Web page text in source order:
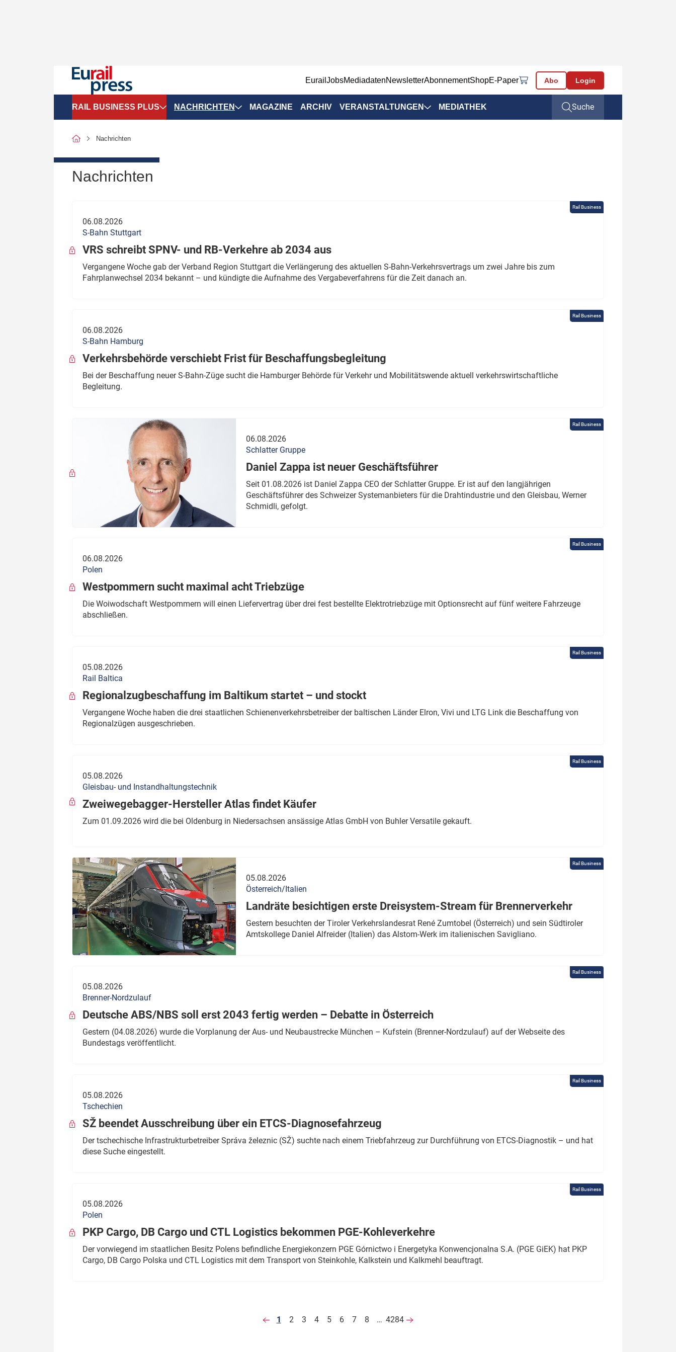
EurailJobsMediadatenNewsletterAbonnementShopE-Paper Abo Login
RAIL BUSINESS PLUS
SPNV-Marktdaten
Politik
wen?
Thema des Monats
Dossier: Generalsanierung
Dossier: ETCS
NACHRICHTEN
ÖPNV
MAGAZINE ARCHIV VERANSTALTUNGEN MEDIATHEK Suche
Nachrichten
Nachrichten
Rail Business
06.08.2026
S-Bahn Stuttgart
VRS schreibt SPNV- und RB-Verkehre ab 2034 aus
Vergangene Woche gab der Verband Region Stuttgart die Verlängerung des aktuellen S-Bahn-Verkehrsvertrags um zwei Jahre bis zum
Fahrplanwechsel 2034 bekannt – und kündigte die Aufnahme des Vergabeverfahrens für die Zeit danach an.
Rail Business
06.08.2026
S-Bahn Hamburg
Verkehrsbehörde verschiebt Frist für Beschaffungsbegleitung
Bei der Beschaffung neuer S-Bahn-Züge sucht die Hamburger Behörde für Verkehr und Mobilitätswende aktuell verkehrswirtschaftliche
Begleitung.
Rail Business
06.08.2026
Schlatter Gruppe
Daniel Zappa ist neuer Geschäftsführer
Seit 01.08.2026 ist Daniel Zappa CEO der Schlatter Gruppe. Er ist auf den langjährigen
Geschäftsführer des Schweizer Systemanbieters für die Drahtindustrie und den Gleisbau, Werner
Schmidli, gefolgt.
Rail Business
06.08.2026
Polen
Westpommern sucht maximal acht Triebzüge
Die Woiwodschaft Westpommern will einen Liefervertrag über drei fest bestellte Elektrotriebzüge mit Optionsrecht auf fünf weitere Fahrzeuge
abschließen.
Rail Business
05.08.2026
Rail Baltica
Regionalzugbeschaffung im Baltikum startet – und stockt
Vergangene Woche haben die drei staatlichen Schienenverkehrsbetreiber der baltischen Länder Elron, Vivi und LTG Link die Beschaffung von
Regionalzügen ausgeschrieben.
Rail Business
05.08.2026
Gleisbau- und Instandhaltungstechnik
Zweiwegebagger-Hersteller Atlas findet Käufer
Zum 01.09.2026 wird die bei Oldenburg in Niedersachsen ansässige Atlas GmbH von Buhler Versatile gekauft.
Rail Business
05.08.2026
Österreich/Italien
Landräte besichtigen erste Dreisystem-Stream für Brennerverkehr
Gestern besuchten der Tiroler Verkehrslandesrat René Zumtobel (Österreich) und sein Südtiroler
Amtskollege Daniel Alfreider (Italien) das Alstom-Werk im italienischen Savigliano.
Rail Business
05.08.2026
Brenner-Nordzulauf
Deutsche ABS/NBS soll erst 2043 fertig werden – Debatte in Österreich
Gestern (04.08.2026) wurde die Vorplanung der Aus- und Neubaustrecke München – Kufstein (Brenner-Nordzulauf) auf der Webseite des
Bundestags veröffentlicht.
Rail Business
05.08.2026
Tschechien
SŽ beendet Ausschreibung über ein ETCS-Diagnosefahrzeug
Der tschechische Infrastrukturbetreiber Správa železnic (SŽ) suchte nach einem Triebfahrzeug zur Durchführung von ETCS-Diagnostik – und hat
diese Suche eingestellt.
Rail Business
05.08.2026
Polen
PKP Cargo, DB Cargo und CTL Logistics bekommen PGE-Kohleverkehre
Der vorwiegend im staatlichen Besitz Polens befindliche Energiekonzern PGE Górnictwo i Energetyka Konwencjonalna S.A. (PGE GiEK) hat PKP
Cargo, DB Cargo Polska und CTL Logistics mit dem Transport von Steinkohle, Kalkstein und Kalkmehl beauftragt.
1 2 3 4 5 6 7 8 … 4284